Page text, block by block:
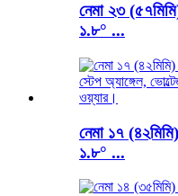
নেমা ২৩
১.৮° ...
নেমা ১৭
১.৮° ...